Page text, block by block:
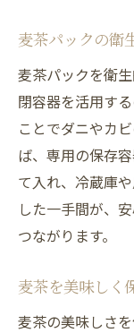
麦茶パックの衛
麦茶パックを衛
閉容器を活用す
ことでダニやカ
ば、専用の保存
て入れ、冷蔵庫
した一手間が、
つながります。
麦茶を美味しく
麦茶の美味しさ